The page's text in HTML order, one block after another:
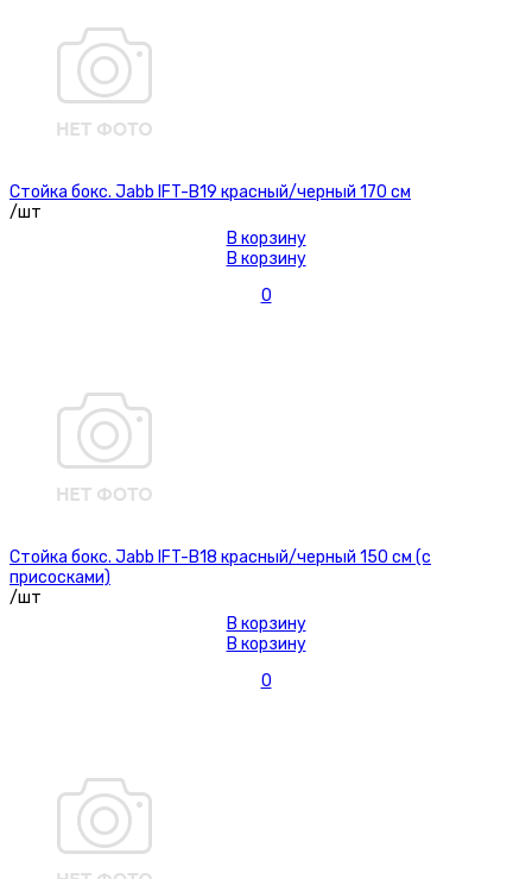
Стойка бокс. Jabb IFT-B19 красный/черный 170 см
/шт
В корзину
В корзину
0
Стойка бокс. Jabb IFT-B18 красный/черный 150 см (с
присосками)
/шт
В корзину
В корзину
0